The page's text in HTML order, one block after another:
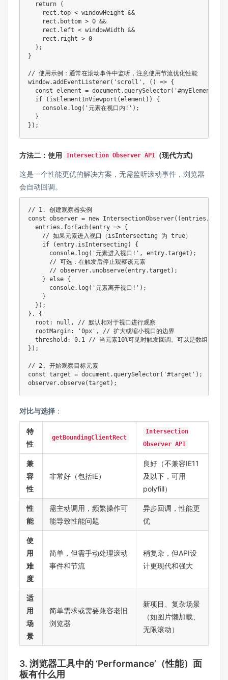
return
(
    rect
.top < windowHeight &&
    rect
. bottom > 0 &&
    rect
. left < windowWidth &&
    rect
. right > 0
) ;
}
// 使用示例：通常在滚动事件中监听，注意使用节流优化性能
window.addEventListener( 'scroll' , ( ) => {
const element = document .querySelector( '#myElement'
if
( isElementInViewport (element ) )
{
    console
. log ( '元素在视口内!' ) ;
}
} ) ;
方法二：使用 Intersection Observer API (现代方式)
这是一个性能更优的解决方案，无需监听滚动事件，浏览器
会自动回调。
// 1. 创建观察器实例
const observer = new IntersectionObserver( (entries ,
  entries
. forEach(entry => {
// 如果元素进入视口（isIntersecting 为 true）
if
(entry. isIntersecting )
{
      console
. log ( '元素进入视口!' , entry.target ) ;
// 可选：在触发后停止观察该元素
// observer.unobserve(entry.target);
} else {
      console
. log ( '元素离开视口!' ) ;
}
} ) ;
} ,
{
  root
: null ,
// 默认相对于视口进行观察
  rootMargin
: '0px' ,
// 扩大或缩小视口的边界
  threshold
: 0.1 // 当元素10%可见时触发回调。可以是数组
} ) ;
// 2. 开始观察目标元素
const target = document .querySelector( '#target' ) ;
observer.observe(target ) ;
对比与选择 ：
特
性
getBoundingClientRect
Intersection
Observer API
兼
容
性
非常好（包括IE）
良好（不兼容IE11
及以下，可用
polyfill）
性
能
需主动调用，频繁操作可
能导致性能问题
异步回调，性能更
优
使
用
难
度
简单，但需手动处理滚动
事件和节流
稍复杂，但API设
计更现代和强大
适
用
场
景
简单需求或需要兼容老旧
浏览器
新项目、复杂场景
（如图片懒加载、
无限滚动）
3. 浏览器工具中的 ‘Performance’（性能）面
板有什么用